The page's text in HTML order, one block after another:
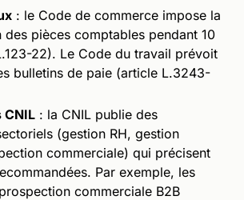
: le Code de commerce impose la
des pièces comptables pendant 10
22). Le Code du travail prévoit
bulletins de paie (article L.3243-
CNIL : la CNIL publie des
(gestion RH, gestion
commerciale) qui précisent
Par exemple, les
commerciale B2B